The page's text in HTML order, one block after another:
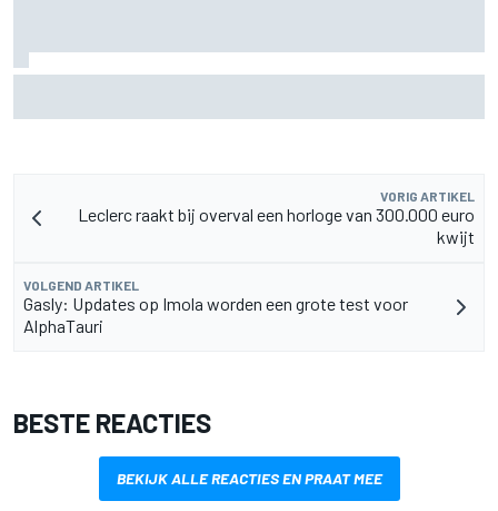
VORIG ARTIKEL
Leclerc raakt bij overval een horloge van 300.000 euro
kwijt
VOLGEND ARTIKEL
Gasly: Updates op Imola worden een grote test voor
AlphaTauri
BESTE REACTIES
BEKIJK ALLE REACTIES EN PRAAT MEE